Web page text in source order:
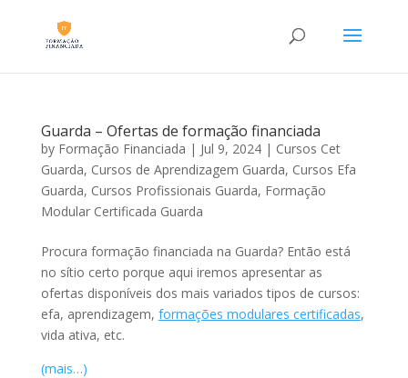
Guarda – Ofertas de formação financiada
by Formação Financiada | Jul 9, 2024| Cursos Cet
Guarda, Cursos de Aprendizagem Guarda, Cursos Efa
Guarda, Cursos Profissionais Guarda, Formação
Modular Certificada Guarda
Procura formação financiada na Guarda? Então está
no sítio certo porque aqui iremos apresentar as
ofertas disponíveis dos mais variados tipos de cursos:
efa, aprendizagem, formações modulares certificadas,
vida ativa, etc.
(mais…)